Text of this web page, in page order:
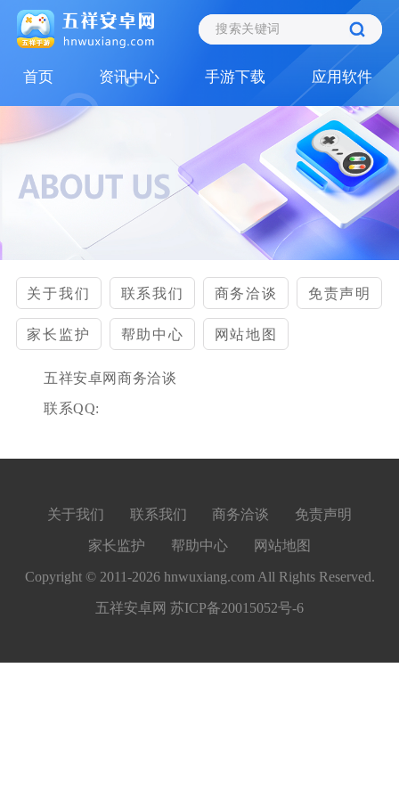
首页 资讯中心 手游下载 应用软件
关于我们 联系我们 商务洽谈 免责声明
家长监护 帮助中心 网站地图
五祥安卓网商务洽谈
联系QQ:
关于我们 联系我们 商务洽谈 免责声明
家长监护 帮助中心 网站地图
Copyright © 2011-2026 hnwuxiang.com All Rights Reserved.
五祥安卓网 苏ICP备20015052号-6